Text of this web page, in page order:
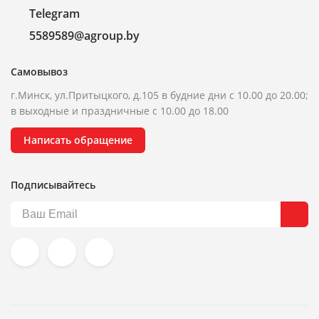
Telegram
5589589@agroup.by
Самовывоз
г.Минск, ул.Притыцкого, д.105 в будние дни с 10.00 до 20.00;
в выходные и праздничные с 10.00 до 18.00
Написать обращение
Подписывайтесь